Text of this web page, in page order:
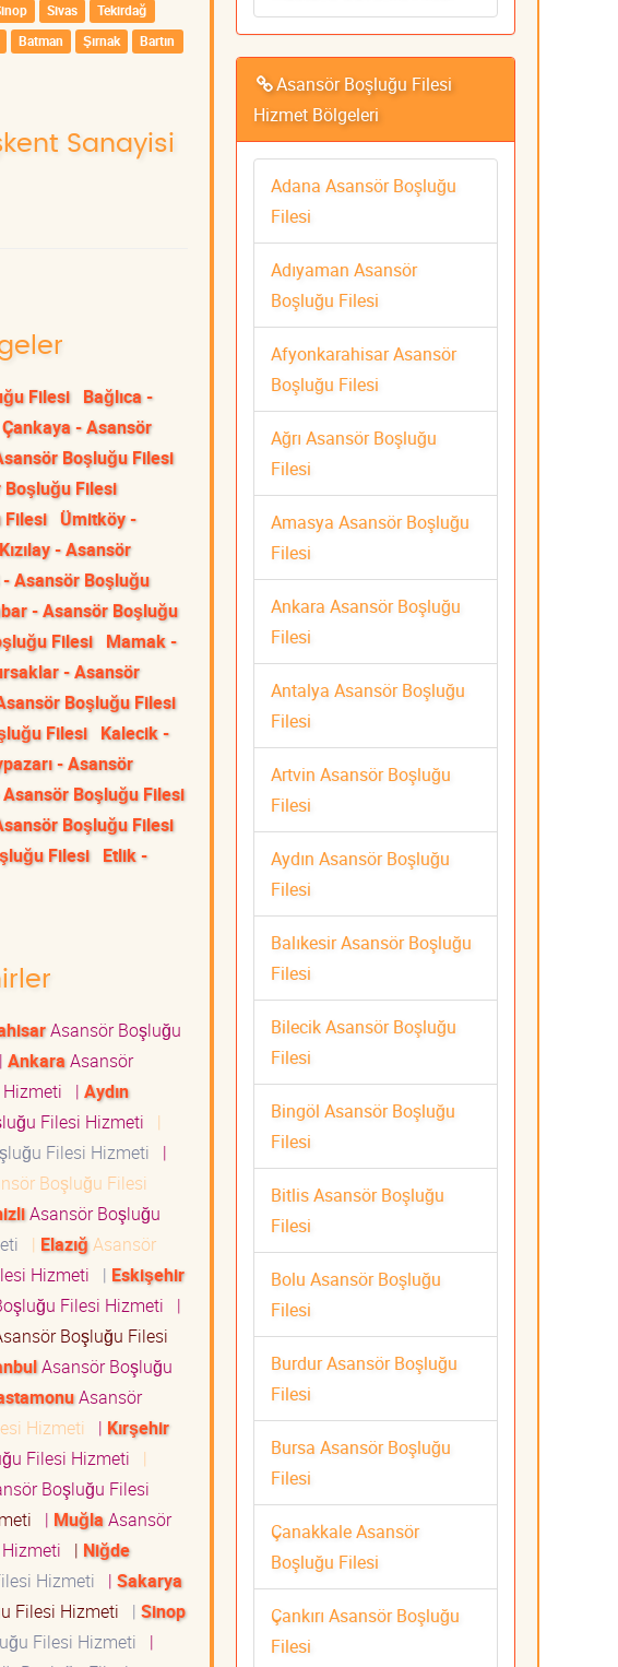
Sivas
Tekirdağ
Batman Şırnak
Bartın
Sanayisi
Filesi Bağlıca -
Çankaya - Asansör
Boşluğu Filesi
Boşluğu Filesi
Filesi Ümitköy -
Kızılay - Asansör
- Asansör Boşluğu
- Asansör Boşluğu
Filesi Mamak -
- Asansör
Boşluğu Filesi
Filesi Kalecik -
- Asansör
Boşluğu Filesi
Boşluğu Filesi
Filesi Etlik -
Asansör Boşluğu
| AnkaraAsansör
| Aydın
Filesi Hizmeti
|
Filesi Hizmeti
|
Boşluğu Filesi
Asansör Boşluğu
| ElazığAsansör
Hizmeti | Eskişehir
Filesi Hizmeti
|
Boşluğu Filesi
Asansör Boşluğu
Asansör
Hizmeti | Kırşehir
Filesi Hizmeti
|
Boşluğu Filesi
| MuğlaAsansör
| Niğde
Hizmeti | Sakarya
Filesi Hizmeti | Sinop
Filesi Hizmeti
|
Asansör Boşluğu Filesi
Hizmet Bölgeleri
Adana Asansör Boşluğu
Filesi
Adıyaman Asansör
Boşluğu Filesi
Afyonkarahisar Asansör
Boşluğu Filesi
Ağrı Asansör Boşluğu
Filesi
Amasya Asansör Boşluğu
Filesi
Ankara Asansör Boşluğu
Filesi
Antalya Asansör Boşluğu
Filesi
Artvin Asansör Boşluğu
Filesi
Aydın Asansör Boşluğu
Filesi
Balıkesir Asansör Boşluğu
Filesi
Bilecik Asansör Boşluğu
Filesi
Bingöl Asansör Boşluğu
Filesi
Bitlis Asansör Boşluğu
Filesi
Bolu Asansör Boşluğu
Filesi
Burdur Asansör Boşluğu
Filesi
Bursa Asansör Boşluğu
Filesi
Çanakkale Asansör
Boşluğu Filesi
Çankırı Asansör Boşluğu
Filesi